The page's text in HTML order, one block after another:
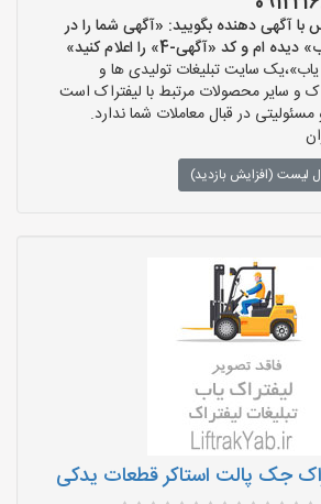
با آگهی دهنده بگویید: «آگهی شما را در
و کد «آگهی-4» را اعلام کنید»
سایت تبلیغات تولیدی ها و
و سایر محصولات مرتبط با لیفتراک است
در قبال معاملات شما ندارد.
لیست (افزایش بازدید)
جک پالت استاکر قطعات یدکی